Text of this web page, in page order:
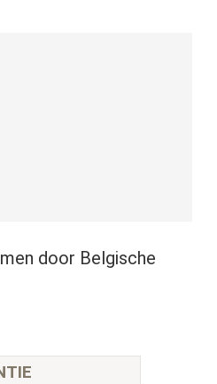
door Belgische